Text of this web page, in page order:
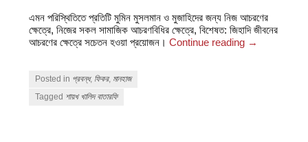
এমন পরিস্থিতিতে প্রতিটি মুমিন মুসলমান ও মুজাহিদের জন্য নিজ আচরণের
ক্ষেত্রে, নিজের সকল সামাজিক আচরণবিধির ক্ষেত্রে, বিশেষত: জিহাদি জীবনের
আচরণের ক্ষেত্রে সচেতন হওয়া প্রয়োজন।Continue reading →
Posted in প্রবন্ধ, ফিকর, মানহাজ
Tagged শায়খ খালিদ বাতারফি